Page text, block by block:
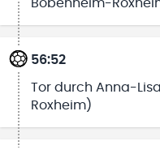
Bobenheim-
56:52
Tor durch Anna-
Roxheim)